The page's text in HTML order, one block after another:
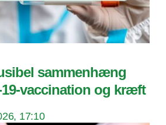
sammenhæng
vaccination og kræft
17:10